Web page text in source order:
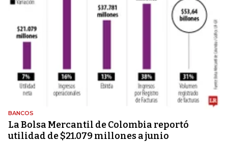
BANCOS
La Bolsa Mercantil de Colombia reportó
utilidad de $21.079 millones a junio